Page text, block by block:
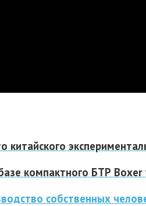
китайского
компактного БТР
собственных